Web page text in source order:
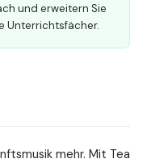
und erweitern Sie
Unterrichtsfächer.
mehr. Mit Tea